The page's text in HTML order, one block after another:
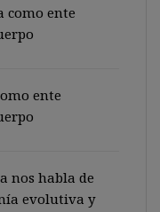
como ente
ente
nos habla de
evolutiva y